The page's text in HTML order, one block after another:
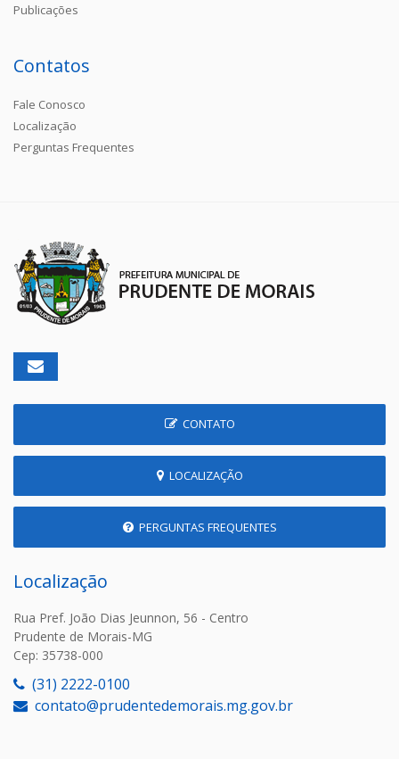
Publicações
Contatos
Fale Conosco
Localização
Perguntas Frequentes
CONTATO
LOCALIZAÇÃO
PERGUNTAS FREQUENTES
Localização
Rua Pref. João Dias Jeunnon, 56 - Centro
Prudente de Morais-MG
Cep: 35738-000
(31) 2222-0100
contato@prudentedemorais.mg.gov.br